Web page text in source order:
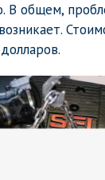
В общем,